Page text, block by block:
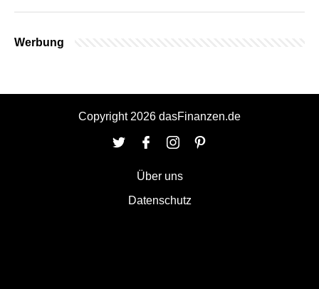
Werbung
Copyright 2026 dasFinanzen.de
Über uns
Datenschutz